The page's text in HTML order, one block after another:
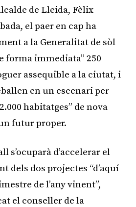
de Lleida, Fèlix
el paer en cap ha
a la Generalitat de sòl
forma immediata” 250
assequible a la ciutat, i
en un escenari per
habitatges” de nova
futur proper.
s’ocuparà d’accelerar el
dels dos projectes “d’aquí
de l’any vinent”,
el conseller de la